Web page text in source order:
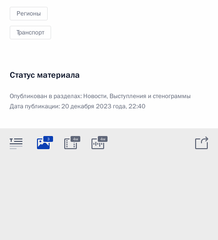
Регионы
Транспорт
Статус материала
Опубликован в разделах: Новости, Выступления и стенограммы
Дата публикации:20 декабря 2023 года, 22:40
3 4м 4м